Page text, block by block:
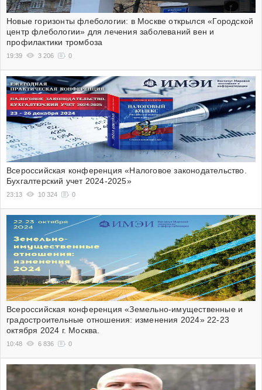
Новые горизонты флебологии: в Москве открылся «Городской
центр флебологии» для лечения заболеваний вен и
профилактики тромбоза
19:39 3 206 0
Всероссийская конференция «Налоговое законодательство.
Бухгалтерский учет 2024-2025»
23:13 10 324 0
Всероссийская конференция «Земельно-имущественные и
градостроительные отношения: изменения 2024» 22-23
октября 2024 г. Москва.
10:48 6 836 0